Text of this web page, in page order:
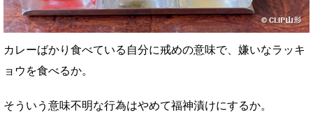
カレーばかり食べている自分に戒めの意味で、嫌いなラッキ
ョウを食べるか。
そういう意味不明な行為はやめて福神漬けにするか。